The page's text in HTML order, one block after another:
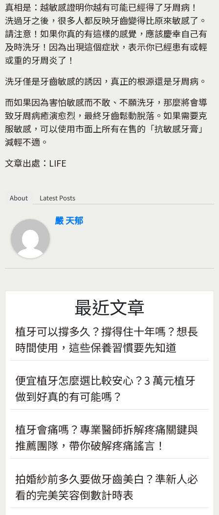
真相是：越敏感證明你越有可能已經得了牙周病！
洗過牙之後，很多人都反映牙齒變得比原來敏感了。
請注意！如果你真的有這樣的感覺，應該慶幸自己有
及時洗牙！因為出現這個症狀，表示你已經患有或輕
或重的牙周炎了！
洗牙僅是牙齒敏感的誘因，真正的根源還是牙周病。
而如果因為害怕敏感而不敢、不願洗牙，那麼將會導
致牙周病癒演愈烈，最終牙齒鬆動脫落。如果需要克
服敏感，可以使用市面上所有在售的「抗敏感牙膏」
減輕不適。
文章出處：LIFE
About Latest Posts
嚴 天郁
最近文章
植牙可以撐多久？撐得住十年嗎？想長
時間使用，這些保養習慣要先知道
便宜植牙怎麼選比較安心？3 萬元植牙
做到好真的有可能嗎？
植牙會痛嗎？專業醫師拆解疼痛關鍵與
推薦團隊，帶你破解疼痛謠言！
拍婚紗前多久要做牙齒美白？準新人必
看的完美笑容倒數計時表